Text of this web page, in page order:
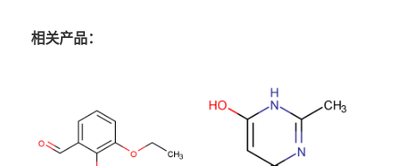
相关产品：